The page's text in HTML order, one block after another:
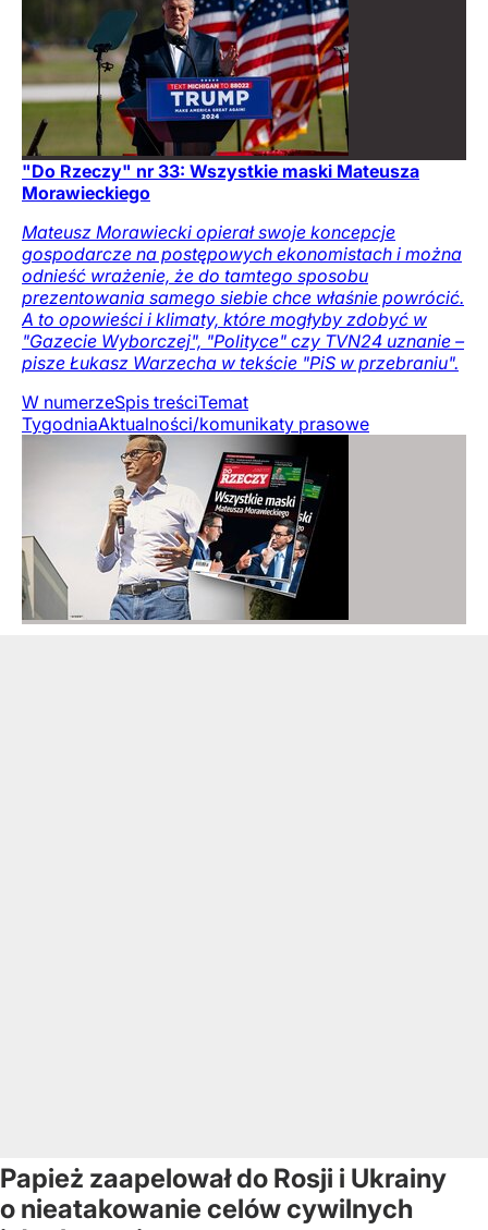
"Do Rzeczy" nr 33: Wszystkie maski Mateusza
Morawieckiego
Mateusz Morawiecki opierał swoje koncepcje
gospodarcze na postępowych ekonomistach i można
odnieść wrażenie, że do tamtego sposobu
prezentowania samego siebie chce właśnie powrócić.
A to opowieści i klimaty, które mogłyby zdobyć w
"Gazecie Wyborczej", "Polityce" czy TVN24 uznanie –
pisze Łukasz Warzecha w tekście "PiS w przebraniu".
W numerzeSpis treściTemat
TygodniaAktualności/komunikaty prasowe
Papież zaapelował do Rosji i Ukrainy
o nieatakowanie celów cywilnych